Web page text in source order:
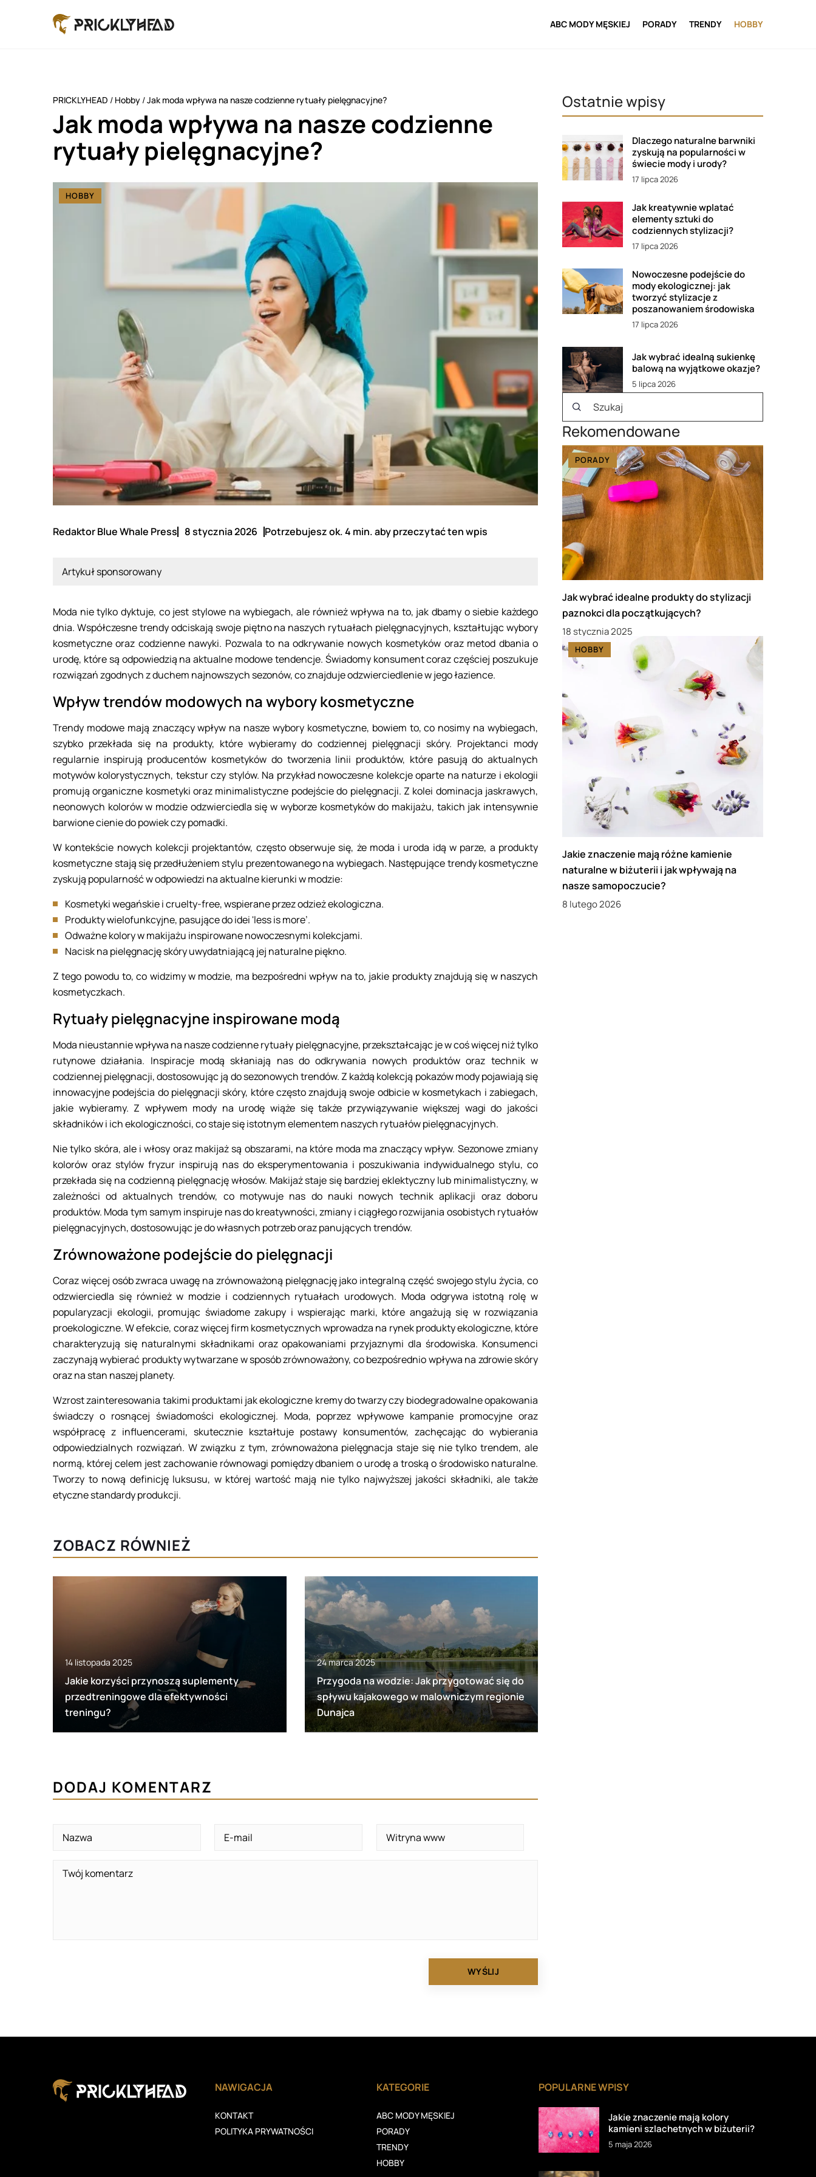
ABC MODY MĘSKIEJ PORADY TRENDY HOBBY
PRICKLYHEAD / Hobby /Jak moda wpływa na nasze codzienne rytuały pielęgnacyjne?
Jak moda wpływa na nasze codzienne
rytuały pielęgnacyjne?
HOBBY
Redaktor Blue Whale Press 8 stycznia 2026 Potrzebujesz ok. 4 min. aby przeczytać ten wpis
Artykuł sponsorowany
Moda nie tylko dyktuje, co jest stylowe na wybiegach, ale również wpływa na to, jak dbamy o siebie każdego
dnia. Współczesne trendy odciskają swoje piętno na naszych rytuałach pielęgnacyjnych, kształtując wybory
kosmetyczne oraz codzienne nawyki. Pozwala to na odkrywanie nowych kosmetyków oraz metod dbania o
urodę, które są odpowiedzią na aktualne modowe tendencje. Świadomy konsument coraz częściej poszukuje
rozwiązań zgodnych z duchem najnowszych sezonów, co znajduje odzwierciedlenie w jego łazience.
Wpływ trendów modowych na wybory kosmetyczne
Trendy modowe mają znaczący wpływ na nasze wybory kosmetyczne, bowiem to, co nosimy na wybiegach,
szybko przekłada się na produkty, które wybieramy do codziennej pielęgnacji skóry. Projektanci mody
regularnie inspirują producentów kosmetyków do tworzenia linii produktów, które pasują do aktualnych
motywów kolorystycznych, tekstur czy stylów. Na przykład nowoczesne kolekcje oparte na naturze i ekologii
promują organiczne kosmetyki oraz minimalistyczne podejście do pielęgnacji. Z kolei dominacja jaskrawych,
neonowych kolorów w modzie odzwierciedla się w wyborze kosmetyków do makijażu, takich jak intensywnie
barwione cienie do powiek czy pomadki.
W kontekście nowych kolekcji projektantów, często obserwuje się, że moda i uroda idą w parze, a produkty
kosmetyczne stają się przedłużeniem stylu prezentowanego na wybiegach. Następujące trendy kosmetyczne
zyskują popularność w odpowiedzi na aktualne kierunki w modzie:
Kosmetyki wegańskie i cruelty-free, wspierane przez odzież ekologiczna.
Produkty wielofunkcyjne, pasujące do idei 'less is more’.
Odważne kolory w makijażu inspirowane nowoczesnymi kolekcjami.
Nacisk na pielęgnację skóry uwydatniającą jej naturalne piękno.
Z tego powodu to, co widzimy w modzie, ma bezpośredni wpływ na to, jakie produkty znajdują się w naszych
kosmetyczkach.
Rytuały pielęgnacyjne inspirowane modą
Moda nieustannie wpływa na nasze codzienne rytuały pielęgnacyjne, przekształcając je w coś więcej niż tylko
rutynowe działania. Inspiracje modą skłaniają nas do odkrywania nowych produktów oraz technik w
codziennej pielęgnacji, dostosowując ją do sezonowych trendów. Z każdą kolekcją pokazów mody pojawiają się
innowacyjne podejścia do pielęgnacji skóry, które często znajdują swoje odbicie w kosmetykach i zabiegach,
jakie wybieramy. Z wpływem mody na urodę wiąże się także przywiązywanie większej wagi do jakości
składników i ich ekologiczności, co staje się istotnym elementem naszych rytuałów pielęgnacyjnych.
Nie tylko skóra, ale i włosy oraz makijaż są obszarami, na które moda ma znaczący wpływ. Sezonowe zmiany
kolorów oraz stylów fryzur inspirują nas do eksperymentowania i poszukiwania indywidualnego stylu, co
przekłada się na codzienną pielęgnację włosów. Makijaż staje się bardziej eklektyczny lub minimalistyczny, w
zależności od aktualnych trendów, co motywuje nas do nauki nowych technik aplikacji oraz doboru
produktów. Moda tym samym inspiruje nas do kreatywności, zmiany i ciągłego rozwijania osobistych rytuałów
pielęgnacyjnych, dostosowując je do własnych potrzeb oraz panujących trendów.
Zrównoważone podejście do pielęgnacji
Coraz więcej osób zwraca uwagę na zrównoważoną pielęgnację jako integralną część swojego stylu życia, co
odzwierciedla się również w modzie i codziennych rytuałach urodowych. Moda odgrywa istotną rolę w
popularyzacji ekologii, promując świadome zakupy i wspierając marki, które angażują się w rozwiązania
proekologiczne. W efekcie, coraz więcej firm kosmetycznych wprowadza na rynek produkty ekologiczne, które
charakteryzują się naturalnymi składnikami oraz opakowaniami przyjaznymi dla środowiska. Konsumenci
zaczynają wybierać produkty wytwarzane w sposób zrównoważony, co bezpośrednio wpływa na zdrowie skóry
oraz na stan naszej planety.
Wzrost zainteresowania takimi produktami jak ekologiczne kremy do twarzy czy biodegradowalne opakowania
świadczy o rosnącej świadomości ekologicznej. Moda, poprzez wpływowe kampanie promocyjne oraz
współpracę z influencerami, skutecznie kształtuje postawy konsumentów, zachęcając do wybierania
odpowiedzialnych rozwiązań. W związku z tym, zrównoważona pielęgnacja staje się nie tylko trendem, ale
normą, której celem jest zachowanie równowagi pomiędzy dbaniem o urodę a troską o środowisko naturalne.
Tworzy to nową definicję luksusu, w której wartość mają nie tylko najwyższej jakości składniki, ale także
etyczne standardy produkcji.
ZOBACZ RÓWNIEŻ
14 listopada 2025
Jakie korzyści przynoszą suplementy
przedtreningowe dla efektywności
treningu?
24 marca 2025
Przygoda na wodzie: Jak przygotować się do
spływu kajakowego w malowniczym regionie
Dunajca
Ostatnie wpisy
Dlaczego naturalne barwniki
zyskują na popularności w
świecie mody i urody?
17 lipca 2026
Jak kreatywnie wplatać
elementy sztuki do
codziennych stylizacji?
17 lipca 2026
Nowoczesne podejście do
mody ekologicznej: jak
tworzyć stylizacje z
poszanowaniem środowiska
17 lipca 2026
Jak wybrać idealną sukienkę
balową na wyjątkowe okazje?
5 lipca 2026
Rekomendowane
PORADY
Jak wybrać idealne produkty do stylizacji
paznokci dla początkujących?
18 stycznia 2025
HOBBY
Jakie znaczenie mają różne kamienie
naturalne w biżuterii i jak wpływają na
nasze samopoczucie?
8 lutego 2026
DODAJ KOMENTARZ
NAWIGACJA
KONTAKT
POLITYKA PRYWATNOŚCI
KATEGORIE
ABC MODY MĘSKIEJ
PORADY
TRENDY
HOBBY
POPULARNE WPISY
Jakie znaczenie mają kolory
kamieni szlachetnych w biżuterii?
5 maja 2026